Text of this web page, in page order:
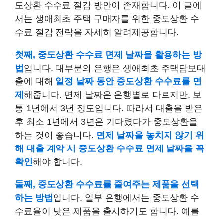
도상환 수수료 절감 방안이 존재합니다. 이 글에
서는 생애최초 주택 구매자를 위한 중도상환 수
수료 절감 전략을 자세히 알려제공합니다.
첫째, 중도상환 수수료 면제 날짜을 활용하는 방
법 입니다. 대부분의 은행은 생애최초 주택담보대
출에 대해 일정 날짜 동안 중도상환 수수료를 면
제 해줍니다. 면제 날짜은 은행별로 다르지만, 보
통 1년에서 3년 정도입니다. 따라서 대출을 받은
후 최소 1년에서 3년은 기다렸다가 중도상환을
하는 것이 좋습니다. 면제 날짜을 놓치지 않기 위
해 대출 계약 시 중도상환 수수료 면제 날짜을 꼭
확인해야 합니다.
둘째, 중도상환 수수료를 줄여주는 제품을 선택
하는 방법 입니다. 일부 은행에서는 중도상환 수
수료율이 낮은 제품을 출시하기도 합니다. 예를